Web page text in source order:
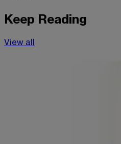
Keep Reading
View all